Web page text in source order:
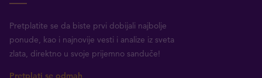
Pretplatite se da biste prvi dobijali najbolje
ponude, kao i najnovije vesti i analize iz sveta
zlata, direktno u svoje prijemno sanduče!
Pretplati se odmah